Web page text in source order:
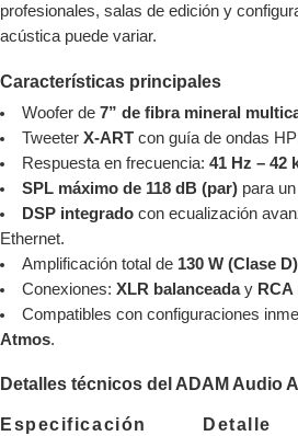
profesionales, salas de edición y
acústica puede variar.
Características principales
Woofer de 7” de fibra mineral
Tweeter X-ARTcon guía de ondas
Respuesta en frecuencia: 41 Hz – 42
SPL máximo de 118 dB (par)para un
DSP integradocon ecualización
Ethernet.
Amplificación total de 130 W (Clase D)
Conexiones: XLR balanceaday RCA
Compatibles con configuraciones
Atmos.
Detalles técnicos del ADAM Audio
Especificación Detalle